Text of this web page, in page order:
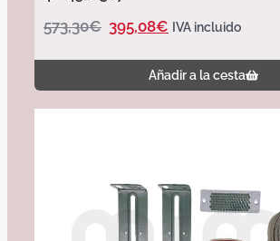
573,30€ 395,08€ IVA incluido
Añadir a la cesta